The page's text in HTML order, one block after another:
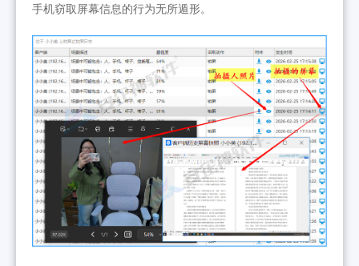
手机窃取屏幕信息的行为无所遁形。